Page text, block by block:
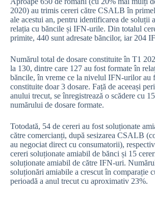
2020) au trimis cereri către CSALB în
ale acestui an, pentru identificarea de soluții
relația cu băncile și IFN-urile. Din totalul
primite, 440 sunt adresate băncilor, iar 204
Numărul total de dosare constituite în T1
la 130, dintre care 127 au fost formate în
băncile, în vreme ce la nivelul IFN-urilor au
constituite doar 3 dosare. Față de aceeași
anului trecut, se înregistrează o scădere cu
numărului de dosare formate.
Totodată, 54 de cereri au fost soluționate
către comercianți, după sesizarea CSALB
au negociat direct cu consumatorii),
cereri soluționate amiabil de bănci și 15
soluționate amiabil de către IFN-uri.
soluționări amiabile a crescut în comparație
perioadă a anul trecut cu aproximativ 23%.